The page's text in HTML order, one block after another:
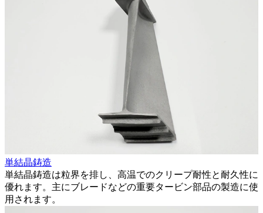
単結晶鋳造
単結晶鋳造は粒界を排し、高温でのクリープ耐性と耐久性に
優れます。主にブレードなどの重要タービン部品の製造に使
用されます。